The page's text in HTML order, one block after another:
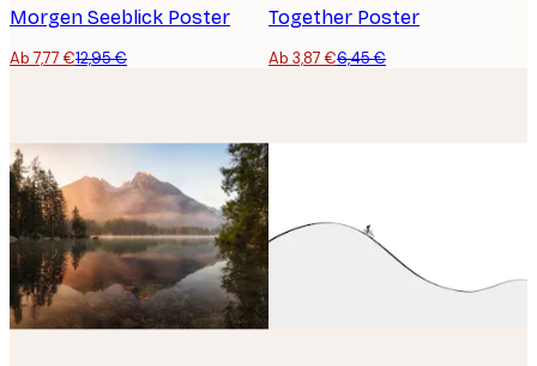
Morgen Seeblick Poster
Ab 7,77 €12,95 €
Together Poster
Ab 3,87 €6,45 €